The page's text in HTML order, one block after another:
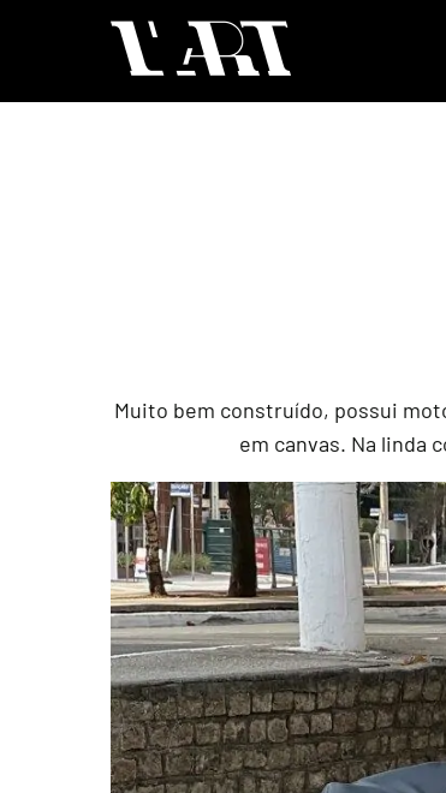
Muito bem construído, possui
em canvas. Na linda